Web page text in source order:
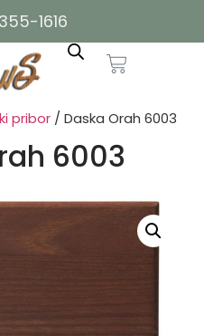
1616
pribor / Daska Orah 6003
6003